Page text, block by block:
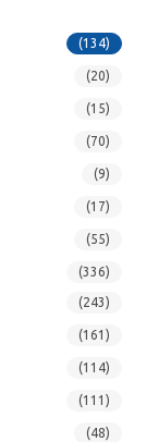
(134)
(20)
(15)
(70)
(9)
(17)
(55)
(336)
(243)
(161)
(114)
(111)
(48)